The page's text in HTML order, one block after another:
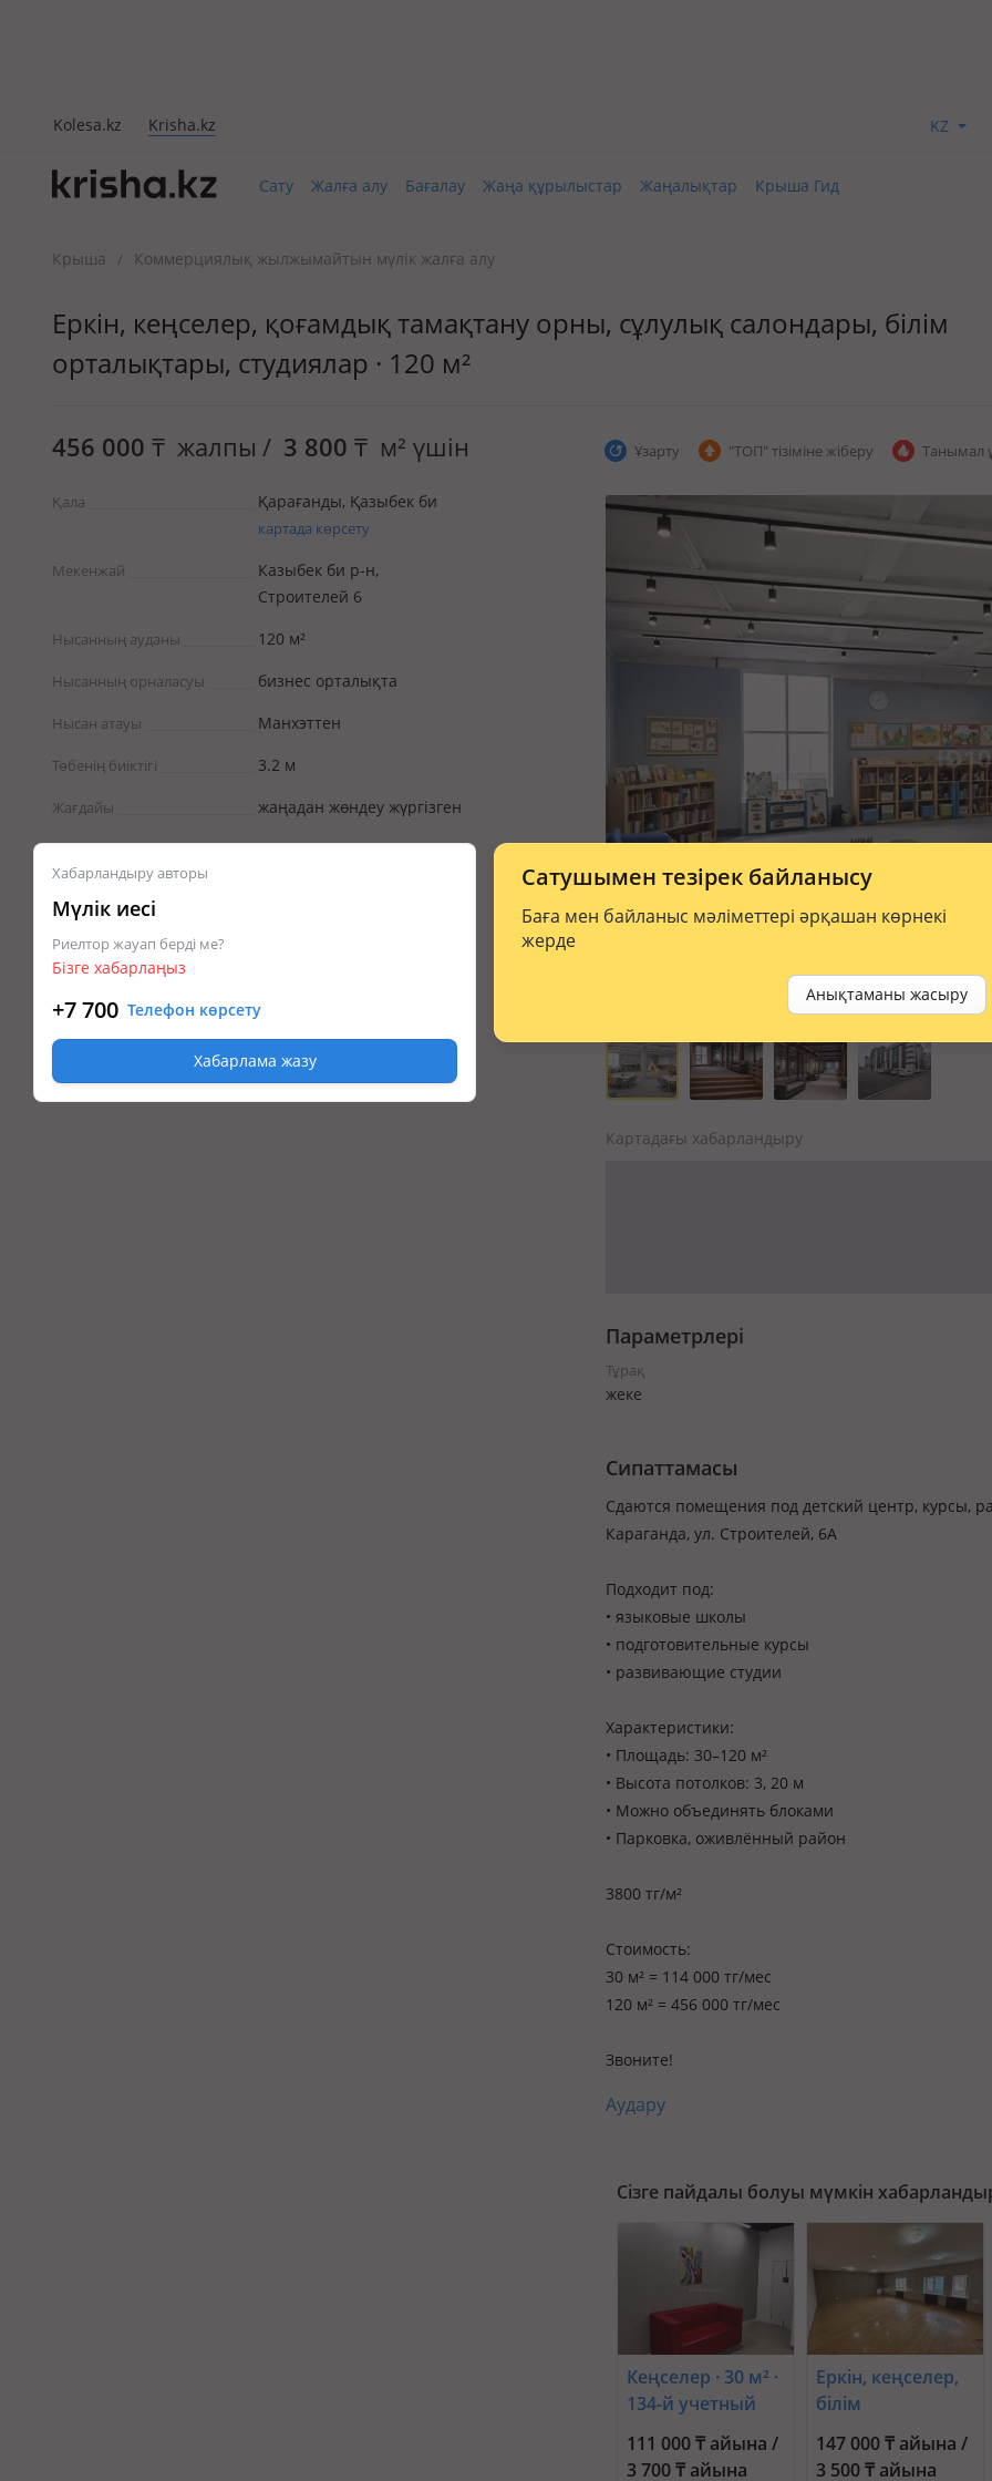
Kolesa.kz Krisha.kz KZ
Сату Жалға алу Бағалау Жаңа құрылыстар Жаңалықтар Крыша Гид
Крыша / Коммерциялық жылжымайтын мүлік жалға алу
Еркін, кеңселер, қоғамдық тамақтану орны, сұлулық салондары, білім
орталықтары, студиялар · 120 м²
456 000 ₸ жалпы / 3 800 ₸ м² үшін
Қала Қарағанды, Қазыбек би
картада көрсету
Мекенжай
Казыбек би р-н,
Строителей 6
Нысанның ауданы 120 м²
Нысанның орналасуы бизнес орталықта
Нысан атауы Манхэттен
Төбенің биіктігі 3.2 м
Жағдайы жаңадан жөндеу жүргізген
Сатушымен тезірек байланысу
Баға мен байланыс мәліметтері әрқашан көрнекі
жерде
Анықтаманы жасыру
Хабарландыру авторы
Мүлік иесі
Риелтор жауап берді ме?
Бізге хабарлаңыз
+7 700 Телефон көрсету
Хабарлама жазу
Ұзарту "ТОП" тізіміне жіберу Танымал
Картадағы хабарландыру
Параметрлері
Тұрақ
жеке
Сипаттамасы
Сдаются помещения под детский центр, курсы,
Караганда, ул. Строителей, 6А
Подходит под:
• языковые школы
• подготовительные курсы
• развивающие студии
Характеристики:
• Площадь: 30–120 м²
• Высота потолков: 3, 20 м
• Можно объединять блоками
• Парковка, оживлённый район
3800 тг/м²
Стоимость:
30 м² = 114 000 тг/мес
120 м² = 456 000 тг/мес
Звоните!
Аудару
Сізге пайдалы болуы мүмкін
Кеңселер · 30 м² ·
134-й учетный
квартал 181
111 000 ₸ айына /
3 700 ₸ айына
Еркін, кеңселер,
білім
орталықтары · 42
м² · Жаңа қала ш/
147 000 ₸ айына /
3 500 ₸ айына